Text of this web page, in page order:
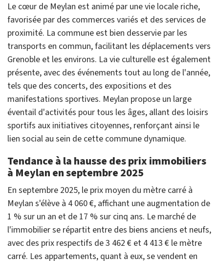
Le cœur de Meylan est animé par une vie locale riche,
favorisée par des commerces variés et des services de
proximité. La commune est bien desservie par les
transports en commun, facilitant les déplacements vers
Grenoble et les environs. La vie culturelle est également
présente, avec des événements tout au long de l'année,
tels que des concerts, des expositions et des
manifestations sportives. Meylan propose un large
éventail d'activités pour tous les âges, allant des loisirs
sportifs aux initiatives citoyennes, renforçant ainsi le
lien social au sein de cette commune dynamique.
Tendance à la hausse des prix immobiliers
à Meylan en septembre 2025
En septembre 2025, le prix moyen du mètre carré à
Meylan s'élève à 4 060 €, affichant une augmentation de
1 % sur un an et de 17 % sur cinq ans. Le marché de
l'immobilier se répartit entre des biens anciens et neufs,
avec des prix respectifs de 3 462 € et 4 413 € le mètre
carré. Les appartements, quant à eux, se vendent en